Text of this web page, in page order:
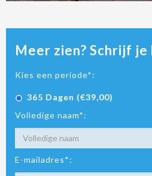
Meer zien? Schrijf je
Kies een periode*:
365 Dagen (€39,00)
Volledige naam*:
E-mailadres*: